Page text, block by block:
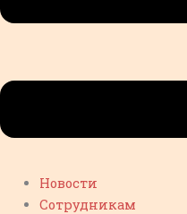
Новости
Сотрудникам